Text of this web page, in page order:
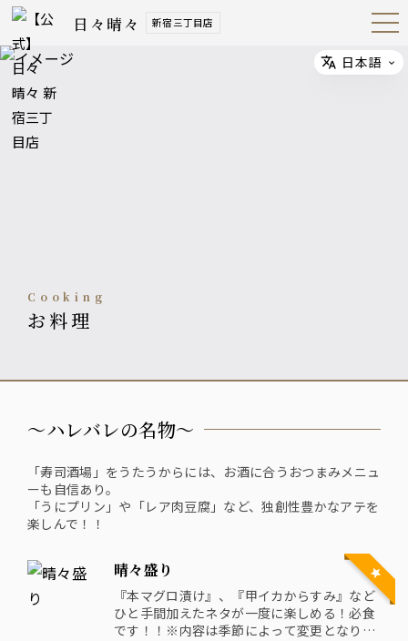
日々晴々 新宿三丁目店 Open
Navig
cooking
お料理
〜ハレバレの名物〜
「寿司酒場」をうたうからには、お酒に合うおつまみメニュ
ーも自信あり。
「うにプリン」や「レア肉豆腐」など、独創性豊かなアテを
楽しんで！！
晴々盛り
『本マグロ漬け』、『甲イカからすみ』など
ひと手間加えたネタが一度に楽しめる！必食
です！！※内容は季節によって変更となりま
Select
日本語